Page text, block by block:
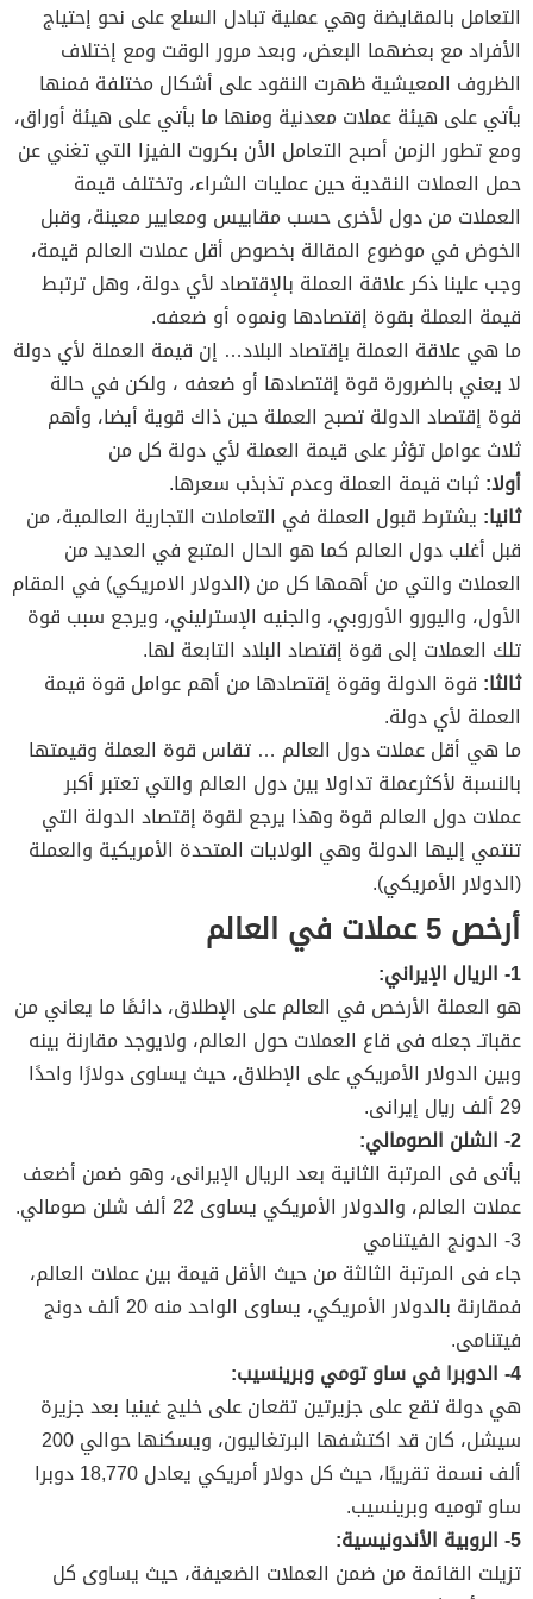
التعامل بالمقايضة وهي عملية تبادل السلع على نحو إحتياج
الأفراد مع بعضهما البعض، وبعد مرور الوقت ومع إختلاف
الظروف المعيشية ظهرت النقود على أشكال مختلفة فمنها
يأتي على هيئة عملات معدنية ومنها ما يأتي على هيئة أوراق،
ومع تطور الزمن أصبح التعامل الأن بكروت الفيزا التي تغني عن
حمل العملات النقدية حين عمليات الشراء، وتختلف قيمة
العملات من دول لأخرى حسب مقاييس ومعايير معينة، وقبل
الخوض في موضوع المقالة بخصوص أقل عملات العالم قيمة،
وجب علينا ذكر علاقة العملة بالإقتصاد لأي دولة، وهل ترتبط
قيمة العملة بقوة إقتصادها ونموه أو ضعفه.
ما هي علاقة العملة بإقتصاد البلاد… إن قيمة العملة لأي دولة
لا يعني بالضرورة قوة إقتصادها أو ضعفه ، ولكن في حالة
قوة إقتصاد الدولة تصبح العملة حين ذاك قوية أيضا، وأهم
ثلاث عوامل تؤثر على قيمة العملة لأي دولة كل من
أولا:ثبات قيمة العملة وعدم تذبذب سعرها.
ثانيا: يشترط قبول العملة في التعاملات التجارية العالمية، من
قبل أغلب دول العالم كما هو الحال المتبع في العديد من
العملات والتي من أهمها كل من (الدولار الامريكي) في المقام
الأول، واليورو الأوروبي، والجنيه الإسترليني، ويرجع سبب قوة
تلك العملات إلى قوة إقتصاد البلاد التابعة لها.
ثالثا: قوة الدولة وقوة إقتصادها من أهم عوامل قوة قيمة
العملة لأي دولة.
ما هي أقل عملات دول العالم … تقاس قوة العملة وقيمتها
بالنسبة لأكثرعملة تداولا بين دول العالم والتي تعتبر أكبر
عملات دول العالم قوة وهذا يرجع لقوة إقتصاد الدولة التي
تنتمي إليها الدولة وهي الولايات المتحدة الأمريكية والعملة
(الدولار الأمريكي).
أرخص 5 عملات في العالم
1- الريال الإيراني:
هو العملة الأرخص في العالم على الإطلاق، دائمًا ما يعاني من
عقباتـ جعله فى قاع العملات حول العالم، ولايوجد مقارنة بينه
وبين الدولار الأمريكي على الإطلاق، حيث يساوى دولارًا واحدًا
29 ألف ريال إيرانى.
2- الشلن الصومالي:
يأتى فى المرتبة الثانية بعد الريال الإيرانى، وهو ضمن أضعف
عملات العالم، والدولار الأمريكي يساوى 22 ألف شلن صومالي.
3- الدونج الفيتنامي
جاء فى المرتبة الثالثة من حيث الأقل قيمة بين عملات العالم،
فمقارنة بالدولار الأمريكي، يساوى الواحد منه 20 ألف دونج
فيتنامى.
4- الدوبرا في ساو تومي وبرينسيب:
هي دولة تقع على جزيرتين تقعان على خليج غينيا بعد جزيرة
سيشل، كان قد اكتشفها البرتغاليون، ويسكنها حوالي 200
ألف نسمة تقريبًا، حيث كل دولار أمريكي يعادل 18,770 دوبرا
ساو توميه وبرينسيب.
5- الروبية الأندونيسية:
تزيلت القائمة من ضمن العملات الضعيفة، حيث يساوى كل